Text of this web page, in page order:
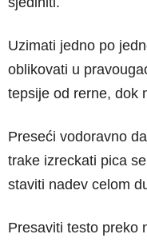
Uzimati jedno po
oblikovati u
tepsije od rerne, dok
Preseći vodoravno
trake izreckati pica
staviti nadev celom
Presaviti testo preko